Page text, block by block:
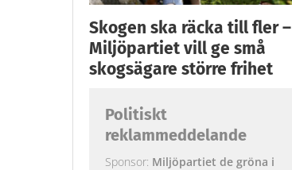
Skogen ska räcka till fler –
Miljöpartiet vill ge små
skogsägare större frihet
Politiskt
reklammeddelande
Sponsor: Miljöpartiet de gröna i